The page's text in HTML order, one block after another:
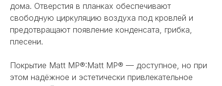
дома. Отверстия в планках обеспечивают
свободную циркуляцию воздуха под кровлей и
предотвращают появление конденсата, грибка,
плесени.
Покрытие Matt MP®:Matt MP® — доступное, но при
этом надёжное и эстетически привлекательное